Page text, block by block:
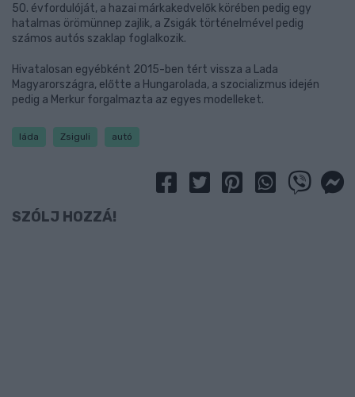
50. évfordulóját, a hazai márkakedvelők körében pedig egy
hatalmas örömünnep zajlik, a Zsigák történelmével pedig
számos autós szaklap foglalkozik.
Hivatalosan egyébként 2015-ben tért vissza a Lada
Magyarországra, előtte a Hungarolada, a szocializmus idején
pedig a Merkur forgalmazta az egyes modelleket.
láda Zsiguli autó
SZÓLJ HOZZÁ!